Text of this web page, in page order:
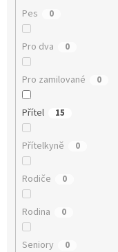
Pes 0
Pro dva 0
Pro zamilované 0
Přítel 15
Přítelkyně 0
Rodiče 0
Rodina 0
Seniory 0